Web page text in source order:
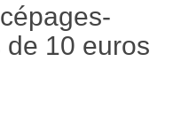
10 euros